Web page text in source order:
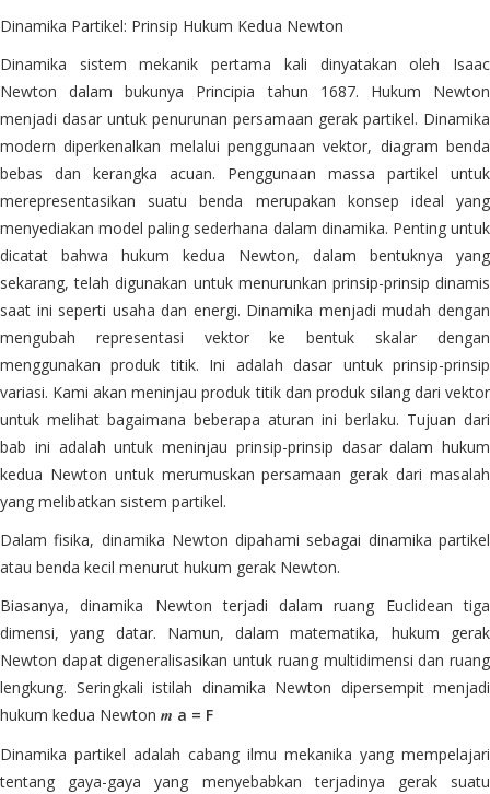
Dinamika Partikel: Prinsip Hukum Kedua Newton
Dinamika sistem mekanik pertama kali dinyatakan oleh Isaac
Newton dalam bukunya Principia tahun 1687. Hukum Newton
menjadi dasar untuk penurunan persamaan gerak partikel. Dinamika
modern diperkenalkan melalui penggunaan vektor, diagram benda
bebas dan kerangka acuan. Penggunaan massa partikel untuk
merepresentasikan suatu benda merupakan konsep ideal yang
menyediakan model paling sederhana dalam dinamika. Penting untuk
dicatat bahwa hukum kedua Newton, dalam bentuknya yang
sekarang, telah digunakan untuk menurunkan prinsip-prinsip dinamis
saat ini seperti usaha dan energi. Dinamika menjadi mudah dengan
mengubah representasi vektor ke bentuk skalar dengan
menggunakan produk titik. Ini adalah dasar untuk prinsip-prinsip
variasi. Kami akan meninjau produk titik dan produk silang dari vektor
untuk melihat bagaimana beberapa aturan ini berlaku. Tujuan dari
bab ini adalah untuk meninjau prinsip-prinsip dasar dalam hukum
kedua Newton untuk merumuskan persamaan gerak dari masalah
yang melibatkan sistem partikel.
Dalam fisika, dinamika Newton dipahami sebagai dinamika partikel
atau benda kecil menurut hukum gerak Newton.
Biasanya, dinamika Newton terjadi dalam ruang Euclidean tiga
dimensi, yang datar. Namun, dalam matematika, hukum gerak
Newton dapat digeneralisasikan untuk ruang multidimensi dan ruang
lengkung. Seringkali istilah dinamika Newton dipersempit menjadi
hukum kedua Newton m a = F
Dinamika partikel adalah cabang ilmu mekanika yang mempelajari
tentang gaya-gaya yang menyebabkan terjadinya gerak suatu